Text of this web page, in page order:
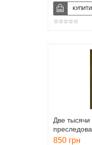
Две тысячи
Зайдман)
850 грн